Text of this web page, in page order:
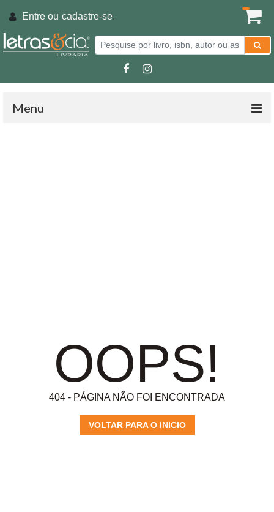
Entre ou cadastre-se.
Menu
OOPS!
404 - PÁGINA NÃO FOI ENCONTRADA
VOLTAR PARA O INICIO